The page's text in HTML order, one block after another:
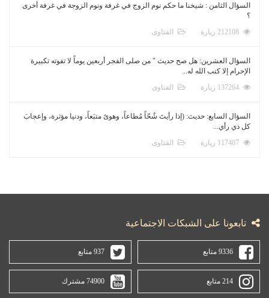
السؤال الثامن : شيخنا ما حكم نوم الزوج في غرفة ونوم الزوجة في غرفة أخرى
؟
الفتاوى
السؤال العشرين: هل صح حديث " من صلى الفجر أربعين يوماً لا تفوته تكبيرة
الإحرام إلا كتب الله له...
الفتاوى
السؤال السابع: حديث: (إذا رأيتَ شُحّاً مُطاعاً، وهوىً متبَعاً، ودنيا مؤثرة، وإعجابَ
كل ذي رأي...
الفتاوى
تابعونا على الشبكات الاجتماعية
9336 متابع 937 متابع
214 متابع 74900 مشترك